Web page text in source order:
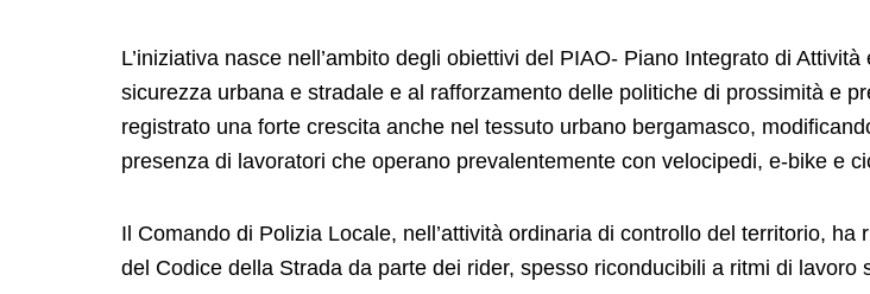
L’iniziativa nasce nell’ambito degli obiettivi del PIAO- Piano Integrato di
sicurezza urbana e stradale e al rafforzamento delle politiche di prossimità e
registrato una forte crescita anche nel tessuto urbano bergamasco,
presenza di lavoratori che operano prevalentemente con velocipedi, e-bike e
Il Comando di Polizia Locale, nell’attività ordinaria di controllo del territorio,
del Codice della Strada da parte dei rider, spesso riconducibili a ritmi di